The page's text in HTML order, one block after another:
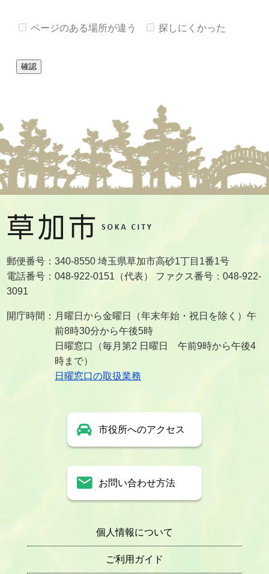
ページのある場所が違う 探しにくかった
郵便番号：340-8550 埼玉県草加市高砂1丁目1番1号
電話番号：048-922-0151（代表） ファクス番号：048-922-
3091
開庁時間：月曜日から金曜日（年末年始・祝日を除く）午
前8時30分から午後5時
日曜窓口（毎月第2 日曜日 午前9時から午後4
時まで）
日曜窓口の取扱業務
市役所へのアクセス
お問い合わせ方法
個人情報について
ご利用ガイド